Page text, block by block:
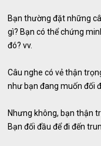
Bạn thường đặt những
gì? Bạn có thể chứng
đó? vv.
Câu nghe có vẻ thận
như bạn đang muốn đối
Nhưng không, bạn thận
Bạn đối đầu để đi đến